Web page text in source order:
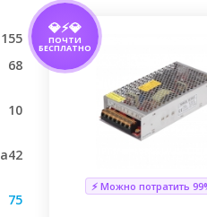
155
68
10
42
75
💎⚡💎
ПОЧТИ
БЕСПЛАТНО
⚡ Можно потратить